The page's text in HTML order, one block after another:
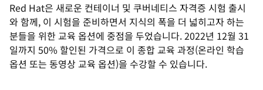
Red Hat은 새로운 컨테이너 및 쿠버네티스 자격증 시험 출시
와 함께, 이 시험을 준비하면서 지식의 폭을 더 넓히고자 하는
분들을 위한 교육 옵션에 중점을 두었습니다. 2022년 12월 31
일까지 50% 할인된 가격으로 이 종합 교육 과정(온라인 학습
옵션 또는 동영상 교육 옵션)을 수강할 수 있습니다.